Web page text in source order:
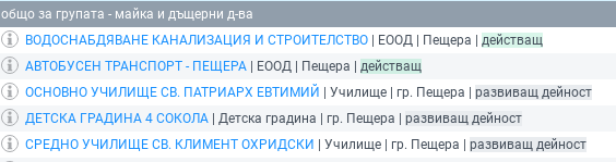
общо за групата - майка и дъщерни д-ва
ВОДОСНАБДЯВАНЕ КАНАЛИЗАЦИЯ И СТРОИТЕЛСТВО | ЕООД | Пещера | действащ
АВТОБУСЕН ТРАНСПОРТ - ПЕЩЕРА | ЕООД | Пещера | действащ
ОСНОВНО УЧИЛИЩЕ СВ. ПАТРИАРХ ЕВТИМИЙ | Училище | гр. Пещера | развиващ дейност
ДЕТСКА ГРАДИНА 4 СОКОЛА | Детска градина | гр. Пещера | развиващ дейност
СРЕДНО УЧИЛИЩЕ СВ. КЛИМЕНТ ОХРИДСКИ | Училище | гр. Пещера | развиващ дейност